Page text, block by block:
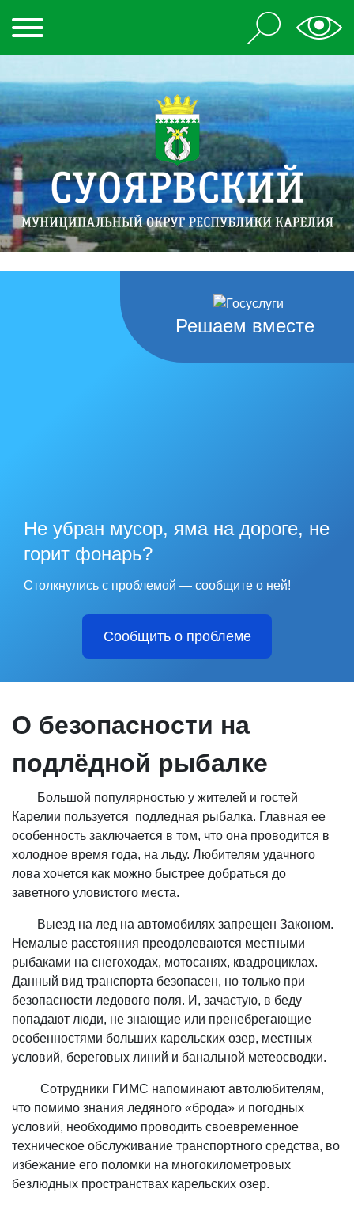
Решаем вместе
Не убран мусор, яма на дороге, не
горит фонарь?
Столкнулись с проблемой — сообщите о ней!
Сообщить о проблеме
О безопасности на
подлёдной рыбалке
Большой популярностью у жителей и гостей
Карелии пользуется подледная рыбалка. Главная ее
особенность заключается в том, что она проводится в
холодное время года, на льду. Любителям удачного
лова хочется как можно быстрее добраться до
заветного уловистого места.
Выезд на лед на автомобилях запрещен Законом.
Немалые расстояния преодолеваются местными
рыбаками на снегоходах, мотосанях, квадроциклах.
Данный вид транспорта безопасен, но только при
безопасности ледового поля. И, зачастую, в беду
попадают люди, не знающие или пренебрегающие
особенностями больших карельских озер, местных
условий, береговых линий и банальной метеосводки.
Сотрудники ГИМС напоминают автолюбителям,
что помимо знания ледяного «брода» и погодных
условий, необходимо проводить своевременное
техническое обслуживание транспортного средства, во
избежание его поломки на многокилометровых
безлюдных пространствах карельских озер.